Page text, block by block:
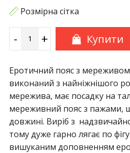
Розмірна сітка
- + Купити
Еротичний пояс з
виконаний з найніжнішого
мережива, має посадку на
мереживний пояс з пажами,
довжині. Виріб з
тому дуже гарно лягає по
вишуканим доповненням